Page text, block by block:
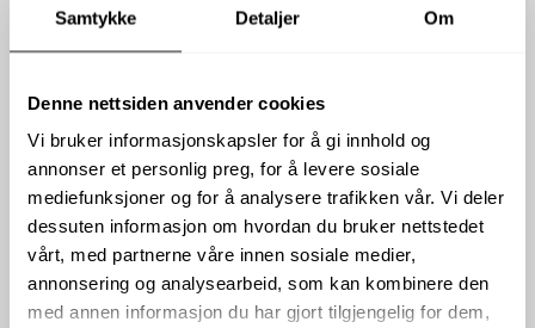
Samtykke Detaljer Om
Denne nettsiden anvender cookies
Vi bruker informasjonskapsler for å gi innhold og
annonser et personlig preg, for å levere sosiale
mediefunksjoner og for å analysere trafikken vår. Vi deler
dessuten informasjon om hvordan du bruker nettstedet
vårt, med partnerne våre innen sosiale medier,
annonsering og analysearbeid, som kan kombinere den
med annen informasjon du har gjort tilgjengelig for dem,